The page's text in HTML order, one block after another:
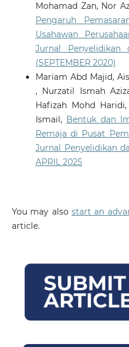
Mohamad Zan, Nor
Pengaruh
Usahawan
Jurnal
(SEPTEMBER 2020)
Mariam Abd Majid,
, Nurzatil Ismah
Hafizah Mohd
Ismail, Bentuk dan
Remaja di Pusat
Jurnal Penyelidikan
APRIL 2025
You may also start an
article.